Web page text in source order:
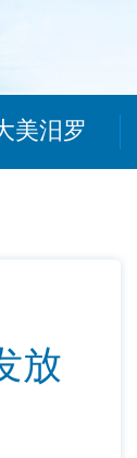
美汨罗
放